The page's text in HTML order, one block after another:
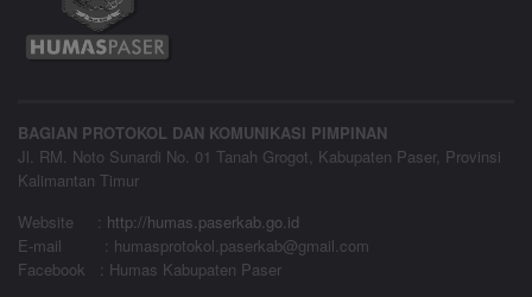
BAGIAN PROTOKOL DAN KOMUNIKASI PIMPINAN
Jl. RM. Noto Sunardi No. 01 Tanah Grogot, Kabupaten Paser, Provinsi
Kalimantan Timur
Website
: http://humas.paserkab.go.id
E-mail : humasprotokol.paserkab@gmail.com
Facebook : Humas Kabupaten Paser